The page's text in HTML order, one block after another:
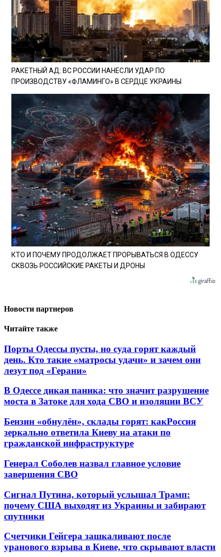
РАКЕТНЫЙ АД: ВС РОССИИ НАНЕСЛИ УДАР ПО
ПРОИЗВОДСТВУ «ФЛАМИНГО» В СЕРДЦЕ УКРАИНЫ
КТО И ПОЧЕМУ ПРОДОЛЖАЕТ ПРОРЫВАТЬСЯ В ОДЕССУ
СКВОЗЬ РОССИЙСКИЕ РАКЕТЫ И ДРОНЫ
Новости партнеров
Читайте также
Порты Одессы пусты, но суда горят каждый
день. Кто такие «матросы удачи» и зачем они
лезут под «Герани»
В Одессе дикая паника: что значит разрушение
моста в Затоке для хода СВО и изоляции ВСУ
Бензин «обнулён», склады горят: какРоссия
зеркально ответила Киеву на атаки по
гражданской инфраструктуре
Генерал Соболев назвал главное условие
завершения СВО
Сигнал Путина, который услышал Трамп:
почему США выходят из Украины и забирают
спутники
Счетчики Гейгера зашкаливают после
уранового взрыва в Киеве, что скрывают власти